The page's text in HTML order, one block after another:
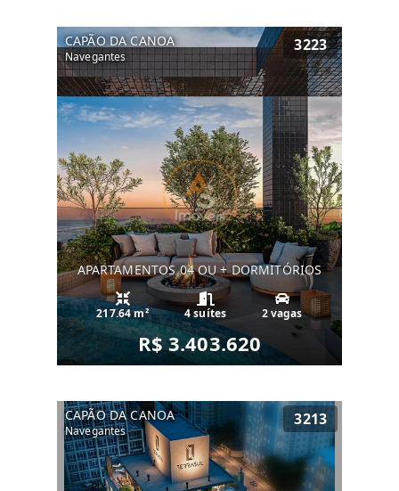
CAPÃO DA CANOA
Navegantes
3223
APARTAMENTOS 04 OU + DORMITÓRIOS
217.64 m² 4 suítes 2 vagas
R$ 3.403.620
CAPÃO DA CANOA
Navegantes
3213